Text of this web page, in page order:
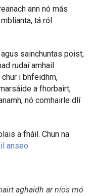
ann nó más
tá ról
sainchuntas poist,
rudaí amhail
i bhfeidhm,
a fhorbairt,
nó comhairle dlí
a fháil. Chun na
anseo
aghaidh ar níos mó